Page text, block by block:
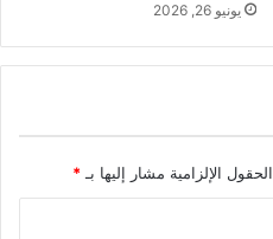
يونيو 26, 2026
الحقول الإلزامية مشار إليها بـ*